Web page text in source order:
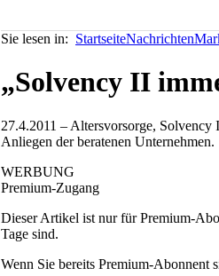
Sie lesen in: StartseiteNachrichten
„Solvency II
27.4.2011 – Altersvorsorge,
Anliegen der beratenen Unternehmen.
WERBUNG
Premium-Zugang
Dieser Artikel ist nur für Premium-
Tage sind.
Wenn Sie bereits Premium-Abonnent